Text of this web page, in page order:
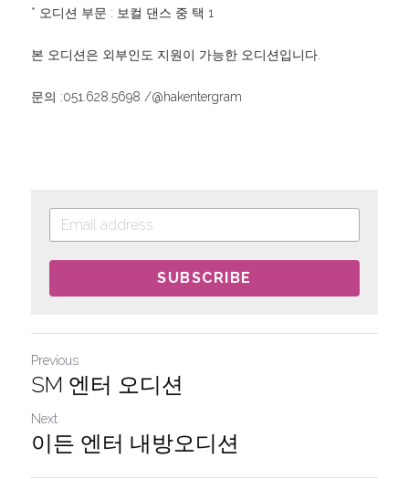
* 오디션 부문 : 보컬 댄스 중 택 1
본 오디션은 외부인도 지원이 가능한 오디션입니다.
문의 :051.628.5698 /@hakentergram
SUBSCRIBE
Previous
SM 엔터 오디션
Next
이든 엔터 내방오디션